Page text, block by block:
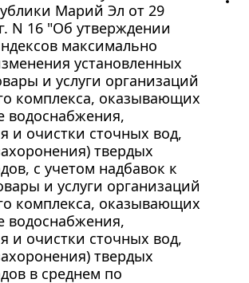
Марий Эл от 29
N 16 "Об утверждении
максимально
установленных
и услуги организаций
комплекса, оказывающих
водоснабжения,
и очистки сточных вод,
твердых
с учетом надбавок к
и услуги организаций
комплекса, оказывающих
водоснабжения,
и очистки сточных вод,
твердых
в среднем по